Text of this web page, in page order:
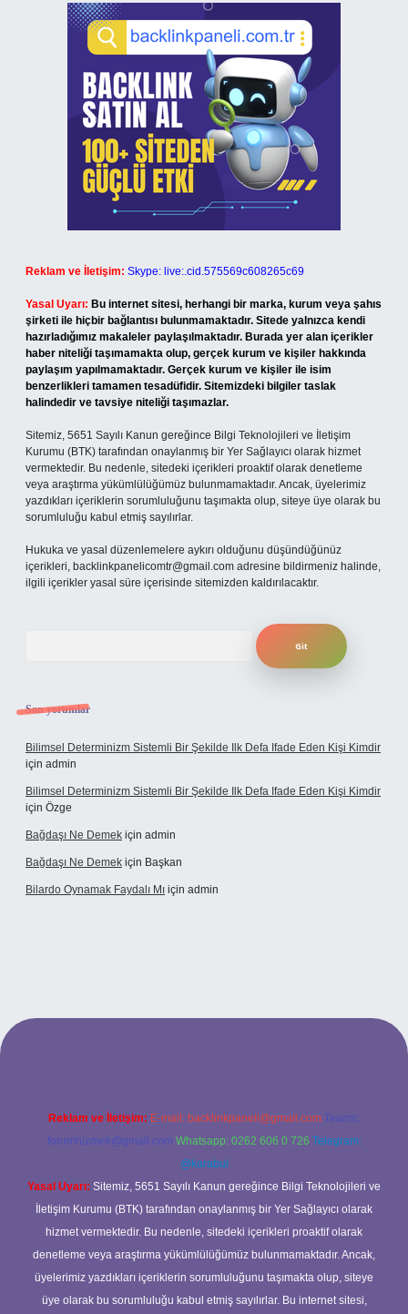
Reklam ve İletişim: Skype: live:.cid.575569c608265c69
Yasal Uyarı: Bu internet sitesi, herhangi bir marka, kurum veya şahıs
şirketi ile hiçbir bağlantısı bulunmamaktadır. Sitede yalnızca kendi
hazırladığımız makaleler paylaşılmaktadır. Burada yer alan içerikler
haber niteliği taşımamakta olup, gerçek kurum ve kişiler hakkında
paylaşım yapılmamaktadır. Gerçek kurum ve kişiler ile isim
benzerlikleri tamamen tesadüfidir. Sitemizdeki bilgiler taslak
halindedir ve tavsiye niteliği taşımazlar.
Sitemiz, 5651 Sayılı Kanun gereğince Bilgi Teknolojileri ve İletişim
Kurumu (BTK) tarafından onaylanmış bir Yer Sağlayıcı olarak hizmet
vermektedir. Bu nedenle, sitedeki içerikleri proaktif olarak denetleme
veya araştırma yükümlülüğümüz bulunmamaktadır. Ancak, üyelerimiz
yazdıkları içeriklerin sorumluluğunu taşımakta olup, siteye üye olarak bu
sorumluluğu kabul etmiş sayılırlar.
Hukuka ve yasal düzenlemelere aykırı olduğunu düşündüğünüz
içerikleri, backlinkpanelicomtr@gmail.com adresine bildirmeniz halinde,
ilgili içerikler yasal süre içerisinde sitemizden kaldırılacaktır.
Son yorumlar
Bilimsel Determinizm Sistemli Bir Şekilde Ilk Defa Ifade Eden Kişi Kimdir
için admin
Bilimsel Determinizm Sistemli Bir Şekilde Ilk Defa Ifade Eden Kişi Kimdir
için Özge
Bağdaşı Ne Demek için admin
Bağdaşı Ne Demek için Başkan
Bilardo Oynamak Faydalı Mı için admin
bahis sitesi
Reklam ve İletişim: E-mail: backlinkpaneli@gmail.com Teams:
forumhizmeti@gmail.com Whatsapp: 0262 606 0 726 Telegram:
@karabul
Yasal Uyarı: Sitemiz, 5651 Sayılı Kanun gereğince Bilgi Teknolojileri ve
İletişim Kurumu (BTK) tarafından onaylanmış bir Yer Sağlayıcı olarak
hizmet vermektedir. Bu nedenle, sitedeki içerikleri proaktif olarak
denetleme veya araştırma yükümlülüğümüz bulunmamaktadır. Ancak,
üyelerimiz yazdıkları içeriklerin sorumluluğunu taşımakta olup, siteye
üye olarak bu sorumluluğu kabul etmiş sayılırlar. Bu internet sitesi,